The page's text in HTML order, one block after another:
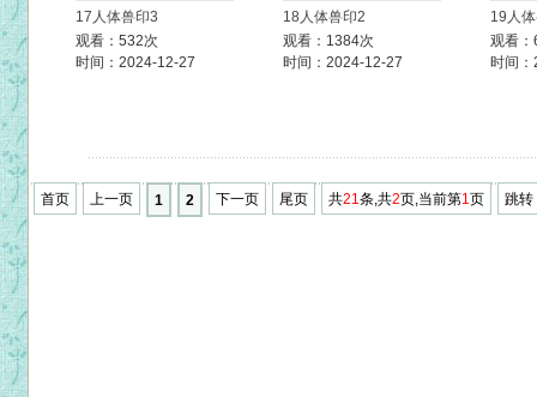
17人体兽印3
观看：532次
时间：2024-12-27
18人体兽印2
观看：1384次
时间：2024-12-27
19人
观看
时间
首页 上一页 1 2 下一页 尾页 共21条,共2页,当前第1页 跳转